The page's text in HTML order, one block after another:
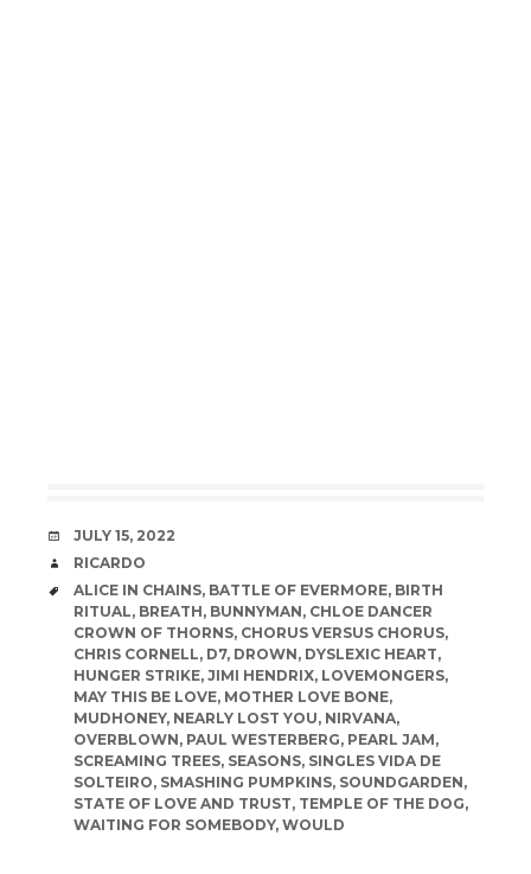
DATE
JULY 15, 2022
AUTHOR
RICARDO
TAGS
ALICE IN CHAINS, BATTLE OF EVERMORE, BIRTH
RITUAL, BREATH, BUNNYMAN, CHLOE DANCER
CROWN OF THORNS, CHORUS VERSUS CHORUS,
CHRIS CORNELL, D7, DROWN, DYSLEXIC HEART,
HUNGER STRIKE, JIMI HENDRIX, LOVEMONGERS,
MAY THIS BE LOVE, MOTHER LOVE BONE,
MUDHONEY, NEARLY LOST YOU, NIRVANA,
OVERBLOWN, PAUL WESTERBERG, PEARL JAM,
SCREAMING TREES, SEASONS, SINGLES VIDA DE
SOLTEIRO, SMASHING PUMPKINS, SOUNDGARDEN,
STATE OF LOVE AND TRUST, TEMPLE OF THE DOG,
WAITING FOR SOMEBODY, WOULD